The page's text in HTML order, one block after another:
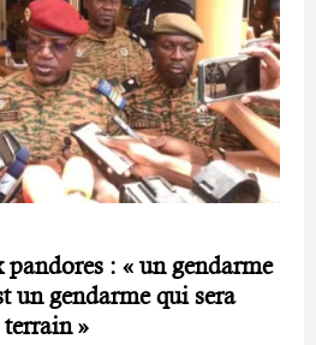
: « un gendarme
un gendarme qui sera
»